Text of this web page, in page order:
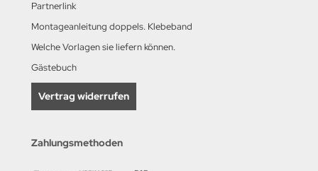
Partnerlink
Montageanleitung doppels. Klebeband
Welche Vorlagen sie liefern können.
Gästebuch
Vertrag widerrufen
Zahlungsmethoden